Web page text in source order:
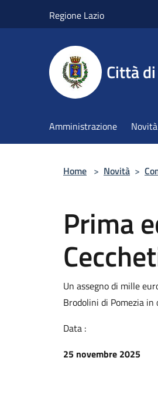
Regione Lazio
Città
Amministrazione Novità
Home > Novità >
Prima
Un assegno di mille
Brodolini di Pomezia in
Data :
25 novembre 2025